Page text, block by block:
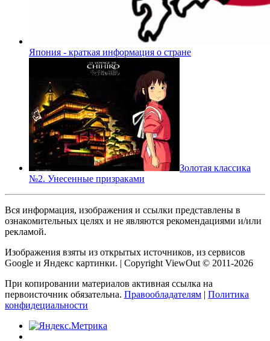
Япония - краткая информация о стране
Золотая классика
№2. Унесенные призраками
Вся информация, изображения и ссылки представлены в
ознакомительных целях и не являются рекомендациями и/или
рекламой.
Изображения взяты из открытых источников, из сервисов
Google и Яндекс картинки. | Copyright ViewOut © 2011-2026
При копировании материалов активная ссылка на
первоисточник обязательна. Правообладателям | Политика
конфидециальности